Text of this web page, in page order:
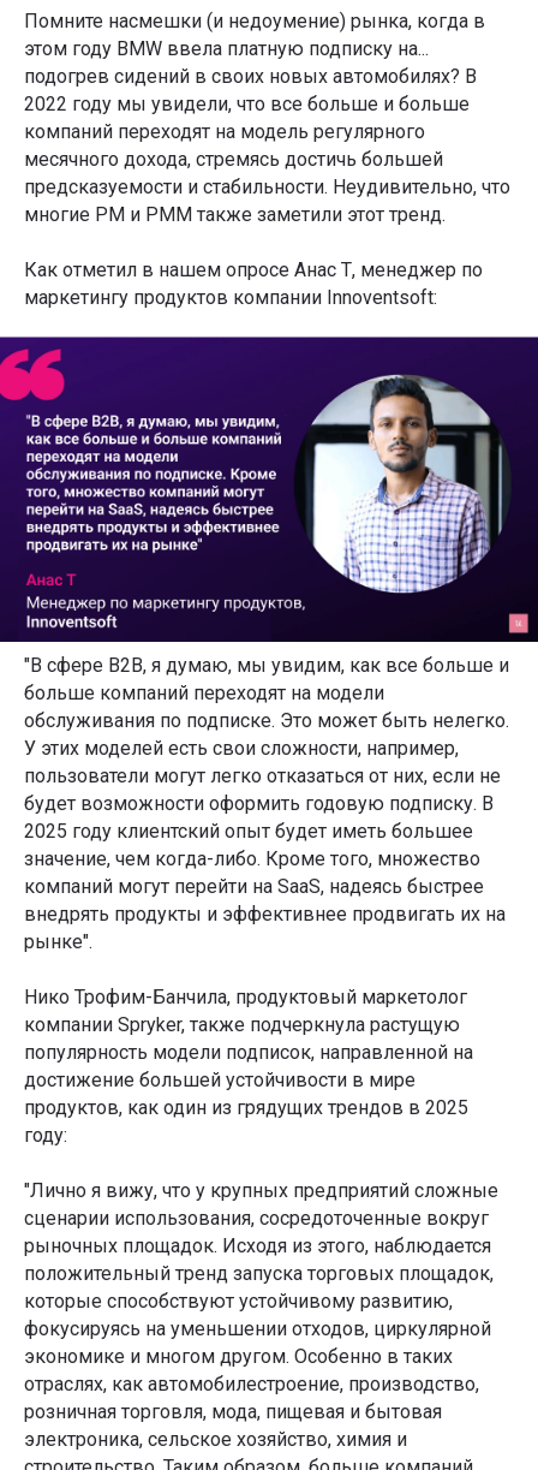
Помните насмешки (и недоумение) рынка, когда в
этом году BMW ввела платную подписку на...
подогрев сидений в своих новых автомобилях? В
2022 году мы увидели, что все больше и больше
компаний переходят на модель регулярного
месячного дохода, стремясь достичь большей
предсказуемости и стабильности. Неудивительно, что
многие PM и PMM также заметили этот тренд.
Как отметил в нашем опросе Анас Т, менеджер по
маркетингу продуктов компании Innoventsoft:
"В сфере B2B, я думаю, мы увидим, как все больше и
больше компаний переходят на модели
обслуживания по подписке. Это может быть нелегко.
У этих моделей есть свои сложности, например,
пользователи могут легко отказаться от них, если не
будет возможности оформить годовую подписку. В
2025 году клиентский опыт будет иметь большее
значение, чем когда-либо. Кроме того, множество
компаний могут перейти на SaaS, надеясь быстрее
внедрять продукты и эффективнее продвигать их на
рынке".
Нико Трофим-Банчила, продуктовый маркетолог
компании Spryker, также подчеркнула растущую
популярность модели подписок, направленной на
достижение большей устойчивости в мире
продуктов, как один из грядущих трендов в 2025
году:
"Лично я вижу, что у крупных предприятий сложные
сценарии использования, сосредоточенные вокруг
рыночных площадок. Исходя из этого, наблюдается
положительный тренд запуска торговых площадок,
которые способствуют устойчивому развитию,
фокусируясь на уменьшении отходов, циркулярной
экономике и многом другом. Особенно в таких
отраслях, как автомобилестроение, производство,
розничная торговля, мода, пищевая и бытовая
электроника, сельское хозяйство, химия и